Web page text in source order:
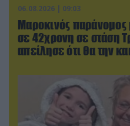
06.08.2026 | 09:03
Μαροκινός παράνομος
σε 42χρονη σε στάση
απείλησε ότι θα την